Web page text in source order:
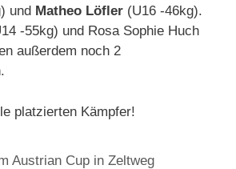
und Matheo Löfler (U16 -46kg).
-55kg) und Rosa Sophie Huch
außerdem noch 2
platzierten Kämpfer!
Austrian Cup in Zeltweg